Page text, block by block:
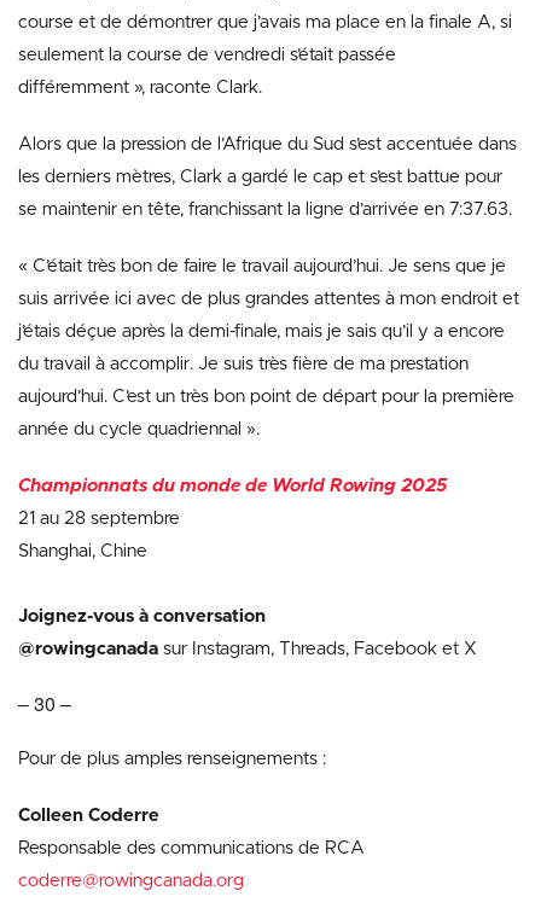
course et de démontrer que j’avais ma place en la finale A, si
seulement la course de vendredi s’était passée
différemment », raconte Clark.
Alors que la pression de l’Afrique du Sud s’est accentuée dans
les derniers mètres, Clark a gardé le cap et s’est battue pour
se maintenir en tête, franchissant la ligne d’arrivée en 7:37.63.
« C’était très bon de faire le travail aujourd’hui. Je sens que je
suis arrivée ici avec de plus grandes attentes à mon endroit et
j’étais déçue après la demi-finale, mais je sais qu’il y a encore
du travail à accomplir. Je suis très fière de ma prestation
aujourd’hui. C’est un très bon point de départ pour la première
année du cycle quadriennal ».
Championnats du monde de World Rowing 2025
21 au 28 septembre
Shanghai, Chine
Joignez-vous à conversation
@rowingcanada sur Instagram, Threads, Facebook et X
– 30 –
Pour de plus amples renseignements :
Colleen Coderre
Responsable des communications de RCA
coderre@rowingcanada.org